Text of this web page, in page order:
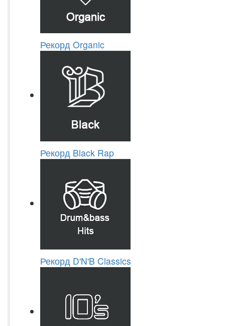
Рекорд Organic
Рекорд Black Rap
Рекорд D'N'B Classics